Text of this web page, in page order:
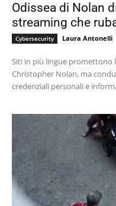
Odissea di Nolan
streaming che
Cybersecurity Laura Antonelli
Siti in più lingue promettono
Christopher Nolan, ma